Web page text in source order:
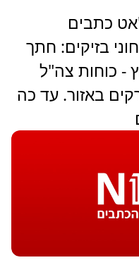
כתבים
בזיקים: חתך
- כוחות צה"ל
באזור. עד כה